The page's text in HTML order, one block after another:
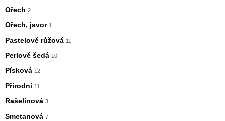
Ořech 2
Ořech, javor 1
Pastelově růžová 11
Perlově šedá 10
Písková 12
Přírodní 11
Rašelinová 3
Smetanová 7